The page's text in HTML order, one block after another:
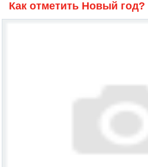
Как отметить Новый год?